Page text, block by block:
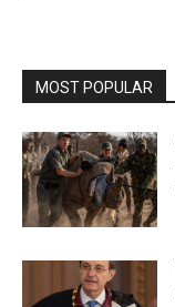
MOST POPULAR